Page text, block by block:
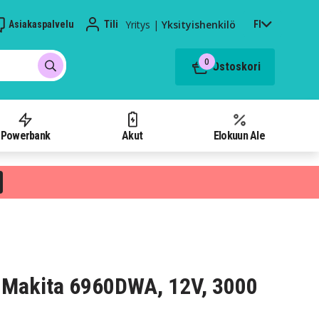
Asiakaspalvelu Tili Yritys | Yksityishenkilö FI
0 Ostoskori
Powerbank Akut Elokuun Ale
6960DWA, 12V, 3000